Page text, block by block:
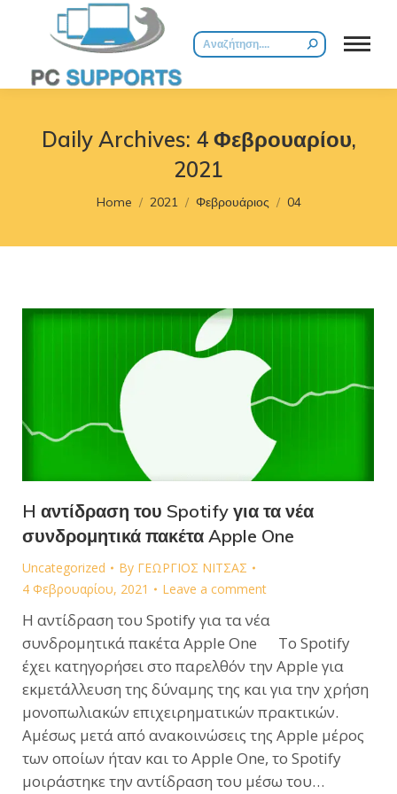
Search:
Daily Archives: 4 Φεβρουαρίου,
2021
You are here:
Home 2021 Φεβρουάριος 04
H αντίδραση του Spotify για τα νέα
συνδρομητικά πακέτα Apple One
Uncategorized By ΓΕΩΡΓΙΟΣ ΝΙΤΣΑΣ
4 Φεβρουαρίου, 2021
Leave a comment
H αντίδραση του Spotify για τα νέα
συνδρομητικά πακέτα Apple One To Spotify
έχει κατηγορήσει στο παρελθόν την Apple για
εκμετάλλευση της δύναμης της και για την χρήση
μονοπωλιακών επιχειρηματικών πρακτικών.
Αμέσως μετά από ανακοινώσεις της Apple μέρος
των οποίων ήταν και το Apple One, το Spotify
μοιράστηκε την αντίδραση του μέσω του…